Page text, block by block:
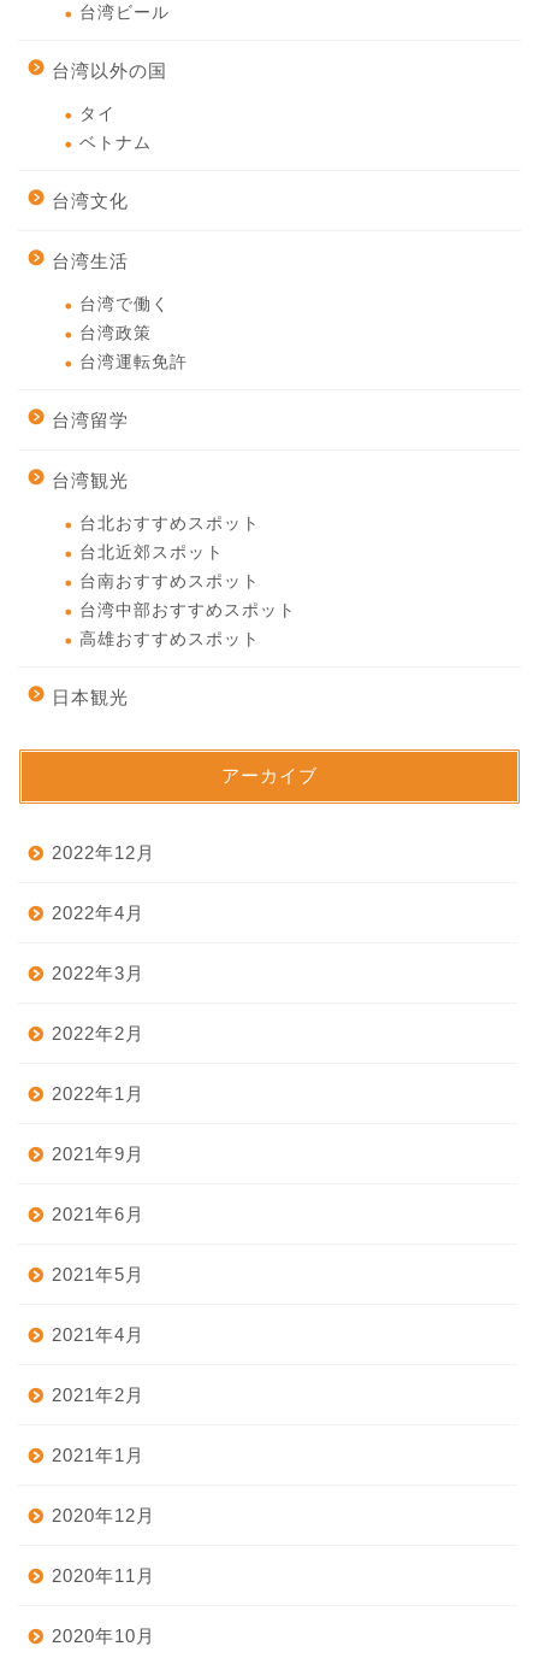
台湾ビール
台湾以外の国
タイ
ベトナム
台湾文化
台湾生活
台湾で働く
台湾政策
台湾運転免許
台湾留学
台湾観光
台北おすすめスポット
台北近郊スポット
台南おすすめスポット
台湾中部おすすめスポット
高雄おすすめスポット
日本観光
アーカイブ
2022年12月
2022年4月
2022年3月
2022年2月
2022年1月
2021年9月
2021年6月
2021年5月
2021年4月
2021年2月
2021年1月
2020年12月
2020年11月
2020年10月